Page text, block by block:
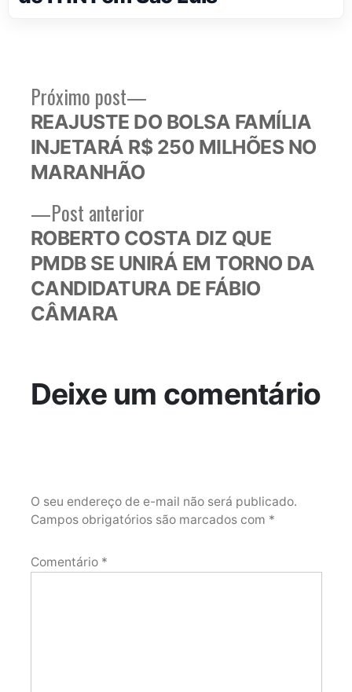
Navegação
de
Post
Post anteriorPost
anterior:
ROBERTO COSTA DIZ QUE
PMDB SE UNIRÁ EM TORNO DA
CANDIDATURA DE FÁBIO
CÂMARA
Próximo post
Próximo
post:
REAJUSTE DO BOLSA FAMÍLIA
INJETARÁ R$ 250 MILHÕES NO
MARANHÃO
Deixe um comentário
O seu endereço de e-mail não será publicado.
Campos obrigatórios são marcados com *
Comentário *